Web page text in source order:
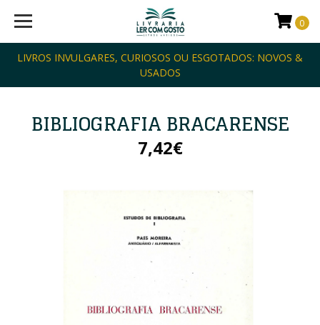
LIVROS INVULGARES, CURIOSOS OU ESGOTADOS: NOVOS &
USADOS
0
BIBLIOGRAFIA BRACARENSE
7,42€